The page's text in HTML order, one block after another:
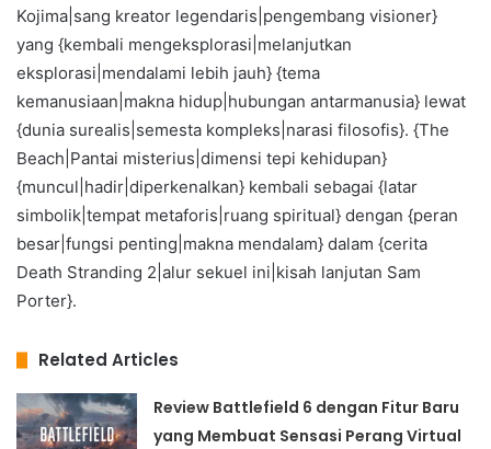
Kojima|sang kreator legendaris|pengembang visioner}
yang {kembali mengeksplorasi|melanjutkan
eksplorasi|mendalami lebih jauh} {tema
kemanusiaan|makna hidup|hubungan antarmanusia} lewat
{dunia surealis|semesta kompleks|narasi filosofis}. {The
Beach|Pantai misterius|dimensi tepi kehidupan}
{muncul|hadir|diperkenalkan} kembali sebagai {latar
simbolik|tempat metaforis|ruang spiritual} dengan {peran
besar|fungsi penting|makna mendalam} dalam {cerita
Death Stranding 2|alur sekuel ini|kisah lanjutan Sam
Porter}.
Related Articles
Review Battlefield 6 dengan Fitur Baru
yang Membuat Sensasi Perang Virtual